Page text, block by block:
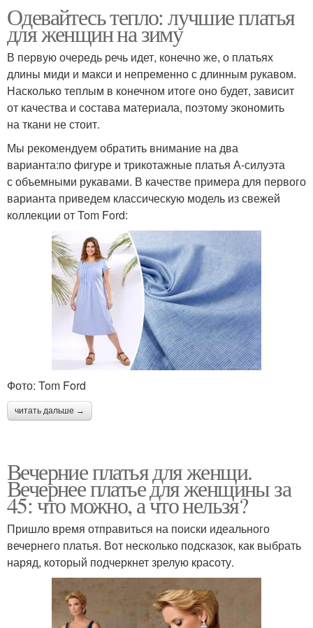
Одевайтесь тепло: лучшие платья
для женщин на зиму
В первую очередь речь идет, конечно же, о платьях
длины миди и макси и непременно с длинным рукавом.
Насколько теплым в конечном итоге оно будет, зависит
от качества и состава материала, поэтому экономить
на ткани не стоит.
Мы рекомендуем обратить внимание на два
варианта:по фигуре и трикотажные платья А-силуэта
с объемными рукавами. В качестве примера для первого
варианта приведем классическую модель из свежей
коллекции от Tom Ford:
Фото: Tom Ford
читать дальше →
Вечерние платья для женщи.
Вечернее платье для женщины за
45: что можно, а что нельзя?
Пришло время отправиться на поиски идеального
вечернего платья. Вот несколько подсказок, как выбрать
наряд, который подчеркнет зрелую красоту.